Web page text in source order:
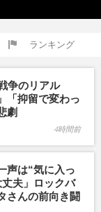
ランキング
争のリアル
「抑留で変わっ
劇
4時間前
声は“気に入っ
夫」ロックバ
さんの前向き闘